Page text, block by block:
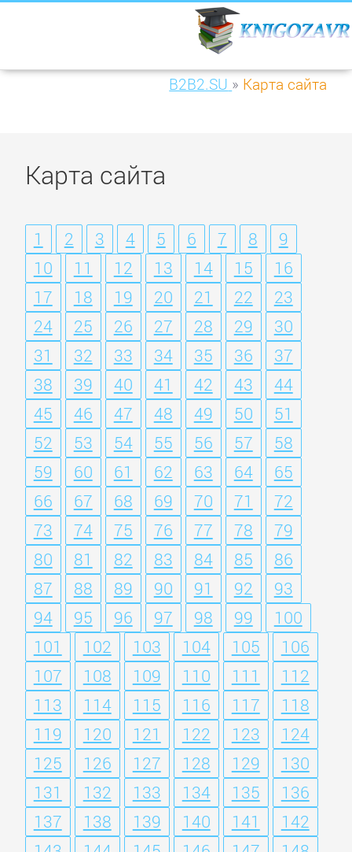
B2B2.SU » Карта сайта
Карта сайта
1 2 3 4 5 6 7 8
9
10
11 12 13 14 15
16
17
18 19 20 21 22
23
24
25 26 27 28 29
30
31
32 33 34 35 36
37
38
39 40 41 42 43
44
45
46 47 48 49 50
51
52
53 54 55 56 57
58
59
60 61 62 63 64
65
66
67 68 69 70 71
72
73
74 75 76 77 78
79
80
81 82 83 84 85
86
87
88 89 90 91 92
93
94
95 96 97 98 99
100
101
102 103 104 105
106
107
108 109 110 111
112
113
114 115 116 117
118
119
120 121 122 123
124
125
126 127 128 129
130
131
132 133 134 135
136
137
138 139 140 141
142